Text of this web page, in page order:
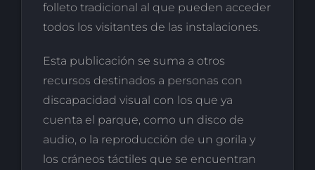
folleto tradicional al que pueden acceder
todos los visitantes de las instalaciones.
Esta publicación se suma a otros
recursos destinados a personas con
discapacidad visual con los que ya
cuenta el parque, como un disco de
audio, o la reproducción de un gorila y
los cráneos táctiles que se encuentran